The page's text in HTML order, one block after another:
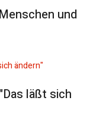
und
läßt sich